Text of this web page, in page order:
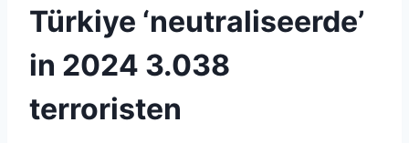
Türkiye ‘neutraliseerde’
in 2024 3.038
terroristen